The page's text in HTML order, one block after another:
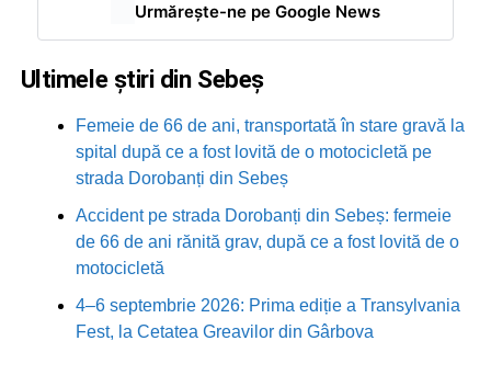
Urmărește-ne pe Google News
Ultimele știri din Sebeș
Femeie de 66 de ani, transportată în stare gravă la
spital după ce a fost lovită de o motocicletă pe
strada Dorobanți din Sebeș
Accident pe strada Dorobanți din Sebeș: fermeie
de 66 de ani rănită grav, după ce a fost lovită de o
motocicletă
4–6 septembrie 2026: Prima ediție a Transylvania
Fest, la Cetatea Greavilor din Gârbova